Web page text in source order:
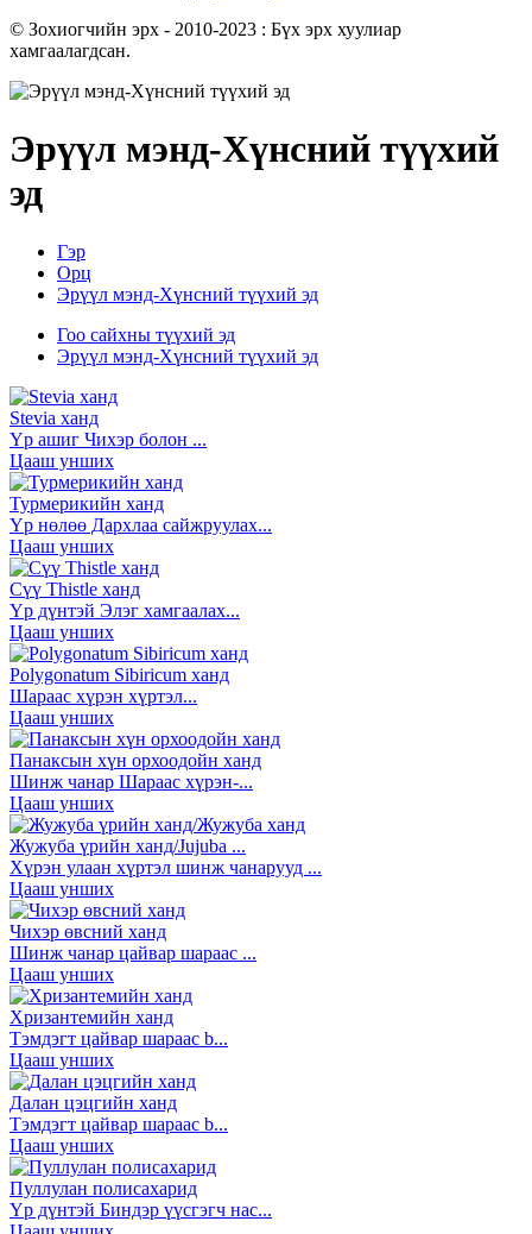
© Зохиогчийн эрх - 2010-2023 : Бүх эрх хуулиар
хамгаалагдсан.
Эрүүл мэнд-Хүнсний түүхий
эд
Гэр
Орц
Эрүүл мэнд-Хүнсний түүхий эд
Гоо сайхны түүхий эд
Эрүүл мэнд-Хүнсний түүхий эд
Stevia ханд
Үр ашиг Чихэр болон ...
Цааш унших
Турмерикийн ханд
Үр нөлөө Дархлаа сайжруулах...
Цааш унших
Сүү Thistle ханд
Үр дүнтэй Элэг хамгаалах...
Цааш унших
Polygonatum Sibiricum ханд
Шараас хүрэн хүртэл...
Цааш унших
Панаксын хүн орхоодойн ханд
Шинж чанар Шараас хүрэн-...
Цааш унших
Жужуба үрийн ханд/Jujuba ...
Хүрэн улаан хүртэл шинж чанарууд ...
Цааш унших
Чихэр өвсний ханд
Шинж чанар цайвар шараас ...
Цааш унших
Хризантемийн ханд
Тэмдэгт цайвар шараас b...
Цааш унших
Далан цэцгийн ханд
Тэмдэгт цайвар шараас b...
Цааш унших
Пуллулан полисахарид
Үр дүнтэй Биндэр үүсгэгч нас...